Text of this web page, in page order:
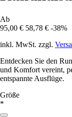
Ab
95,00 € 58,78 € -38%
inkl. MwSt. zzgl.
Entdecken Sie den
und Komfort vereint,
entspannte Ausflüge.
Größe
*